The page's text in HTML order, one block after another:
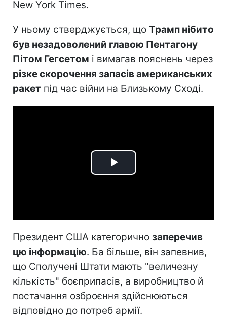
New York Times.
У ньому стверджується, що Трамп нібито
був незадоволений главою Пентагону
Пітом Гегсетом і вимагав пояснень через
різке скорочення запасів американських
ракет під час війни на Близькому Сході.
Play
Президент США категорично заперечив
цю інформацію. Ба більше, він запевнив,
що Сполучені Штати мають "величезну
кількість" боєприпасів, а виробництво й
постачання озброєння здійснюються
відповідно до потреб армії.